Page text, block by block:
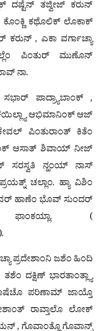
ದಷ್ಟೆನ್ ತಜ್ವೀಜ್ ಕರುನ್
ಕೊಂಕ್ಣಿ ಕಥೊಲಿಕ್ ಲೊಕಾಕ್
, ಎಕಾ ವರ್ಗಾಚ್ಯಾ
ಪಿಂತುರ್ ಮುಣೊನ್
ನಾ.
ಪಾದ್ರ್ಯಾಬಾಂಕ್ ,
ಆಭಿಮಾನಿಂಕ್ ಆಜ್
ಪಿಂತುರಾಂತ್ ಕಿತೆಂ
ಆಸಾತ್ ಶಿವಾಯ್ ನೀಜ್
ಸರಸ್ವತಿ ನ್ಹಂಯ್ ನಾಸ್
ಚಲ್ಲಾಂ. ಹ್ಯಾ ವಿಶಿಂ
ಹಾಣೆಂ ಭೊವ್ ಸುಂದರ್
(
ಪ್ರದೇಶಾಂನಿ ಜಶೆಂ ಹಿಂದಿ
ದಕ್ಷಿಣ್ ಭಾರತಾಂತ್ಲ್ಯಾ
ಪರಿಣಾಮ್ ಜಾಯ್ತೊ
ರಾವ್ತಾಲೊ ಲೋಕ್